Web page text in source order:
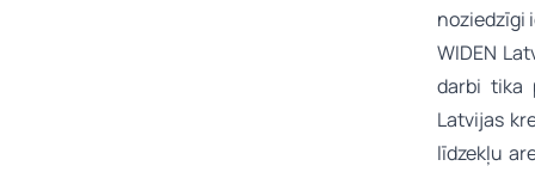
noziedzīgi
WIDEN
darbi tika
Latvijas
līdzekļu